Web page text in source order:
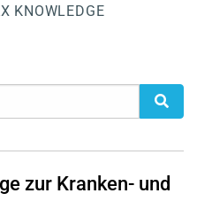
KNOWLEDGE
zur Kranken- und